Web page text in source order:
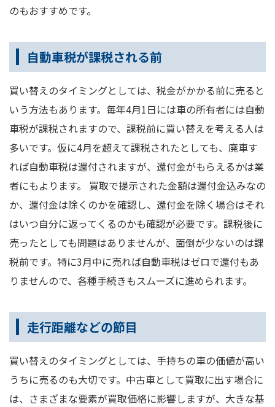
のもおすすめです。
自動車税が課税される前
買い替えのタイミングとしては、税金がかかる前に売ると
いう方法もあります。毎年4月1日には車の所有者には自動
車税が課税されますので、課税前に買い替えを考える人は
多いです。仮に4月を超えて課税されたとしても、廃車す
れば自動車税は還付されますが、還付金がもらえるかは業
者にもよります。 買取で提示された金額は還付金込みなの
か、還付金は除くのかを確認し、還付金を除く場合はそれ
はいつ自分に返ってくるのかも確認が必要です。課税後に
売ったとしても問題はありませんが、面倒が少ないのは課
税前です。特に3月中に売れば自動車税はゼロで還付もあ
りませんので、各種手続きもスムーズに進められます。
走行距離などの節目
買い替えのタイミングとしては、手持ちの車の価値が高い
うちに売るのも大切です。中古車として買取に出す場合に
は、さまざまな要素が買取価格に影響しますが、大きな基